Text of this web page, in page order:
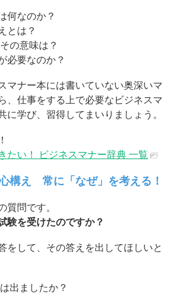
何なのか？
とは？
の意味は？
必要なのか？
マナー本には書いていない奥深いマ
、仕事をする上で必要なビジネスマ
に学び、習得してまいりましょう。
たい！ ビジネスマナー辞典 一覧
構え 常に「なぜ」を考える！
質問です。
験を受けたのですか？
をして、その答えを出してほしいと
出ましたか？